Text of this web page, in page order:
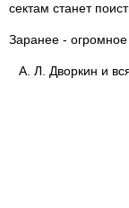
сектам станет
Заранее -
А. Л. Дворкин и